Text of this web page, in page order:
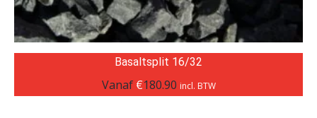
Basaltsplit 16/32
Vanaf €180.90 incl. BTW